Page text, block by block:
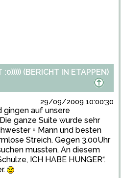
(BERICHT IN ETAPPEN)
29/09/2009 10:00:30
gingen auf unsere
ganze Suite wurde sehr
+ Mann und besten
Streich. Gegen 3.00Uhr
mussten. An diesem
ICH HABE HUNGER“.